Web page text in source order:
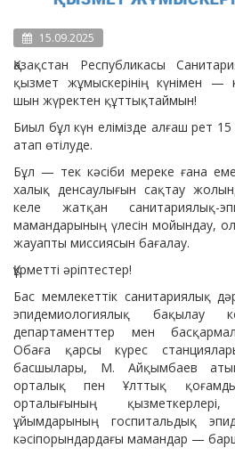
15.09.2025
Қазақстан Республикасы
қызмет жұмыскерінің күнімен —
шын жүректен құттықтаймын!
Биыл бұл күн елімізде алғаш рет
атап өтілуде.
Бұл — тек кәсіби мереке ғана
халық денсаулығын сақтау
келе жатқан санитариялық-
мамандарының үлесін мойындау,
жауапты миссиясын бағалау.
Құрметті әріптестер!
Бас мемлекеттік санитариялық
эпидемиологиялық бақылау
департаменттер мен
Обаға қарсы күрес
басшылары, М. Айқымбаев
орталық пен Ұлттық
орталығының
ұйымдарының госпитальдық
кәсіпорындардағы мамандар —